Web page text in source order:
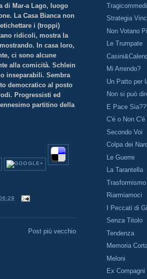
di Mar-a Lago, luogo
La Casa Bianca non
i (troppi)
ridicoli, mostra la
In casa loro,
ci sono alcune
alla comicità. Schlein
inseparabili. Sembra
democratico al posto
Progressisti ed
partitino della
Post più vecchio
Strategia
Non Votano
Le Trumpate
Mi Arrendo?
Un Patto per
Non si può
E Pace
C'é o Non C'é
Secondo Voi
Colpa dei
Le Guerre
La Tarantella
Trasformismo
Riarmiamoci
I Peccati di
Senza Titolo
Tendenza
Memoria
Meloni
Ex Compagni